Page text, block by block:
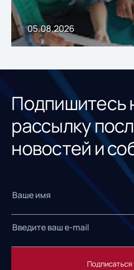
05.08.2026
Подпишитесь
рассылку
новостей и
Подписаться